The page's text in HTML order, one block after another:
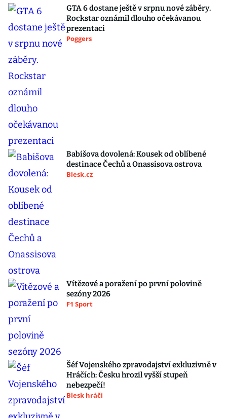
GTA 6 dostane ještě v srpnu nové záběry.
Rockstar oznámil dlouho očekávanou
prezentaci
Poggers
Babišova dovolená: Kousek od oblíbené
destinace Čechů a Onassisova ostrova
Blesk.cz
Vítězové a poražení po první polovině
sezóny 2026
F1 Sport
Šéf Vojenského zpravodajství exkluzivně v
Hráčích: Česku hrozil vyšší stupeň
nebezpečí!
Blesk hráči